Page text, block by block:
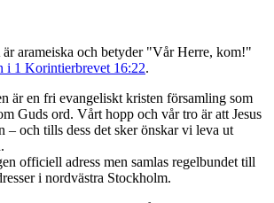
arameiska och betyder "Vår Herre, kom!"
i 1 Korintierbrevet 16:22.
är en fri evangeliskt kristen församling som
Guds ord. Vårt hopp och vår tro är att Jesus
– och tills dess det sker önskar vi leva ut
officiell adress men samlas regelbundet till
i nordvästra Stockholm.